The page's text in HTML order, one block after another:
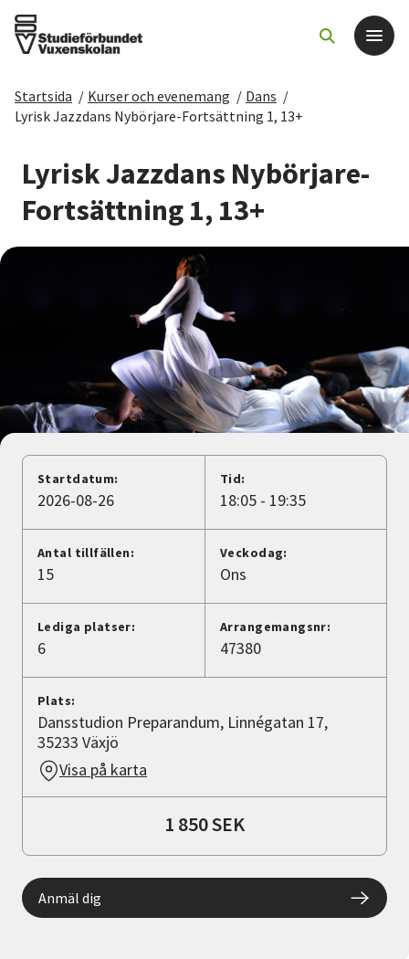
Det här gör vi
För dig som
Sök kurser och evenemang
Starta studiecirkel
Nyheter
Avdelningar
Lyssna
Startsida / Kurser och evenemang / Dans /
Lyrisk Jazzdans Nybörjare-Fortsättning 1, 13+
Lyrisk Jazzdans Nybörjare-
Fortsättning 1, 13+
Startdatum:
2026-08-26
Tid:
18:05 - 19:35
Antal tillfällen:
15
Veckodag:
Ons
Lediga platser:
6
Arrangemangsnr:
47380
Plats:
Dansstudion Preparandum, Linnégatan 17,
35233 Växjö
Visa på karta
1 850 SEK
Anmäl dig